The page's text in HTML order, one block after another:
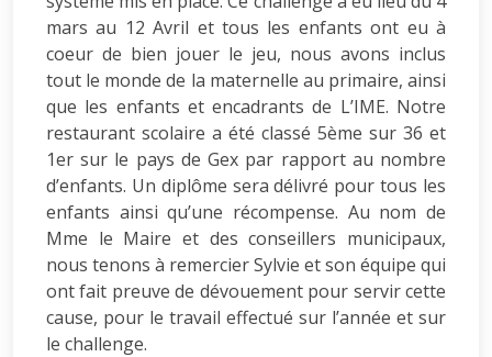
mars au 12 Avril et tous les enfants ont eu à
coeur de bien jouer le jeu, nous avons inclus
tout le monde de la maternelle au primaire, ainsi
que les enfants et encadrants de L’IME. Notre
restaurant scolaire a été classé 5ème sur 36 et
1er sur le pays de Gex par rapport au nombre
d’enfants. Un diplôme sera délivré pour tous les
enfants ainsi qu’une récompense. Au nom de
Mme le Maire et des conseillers municipaux,
nous tenons à remercier Sylvie et son équipe qui
ont fait preuve de dévouement pour servir cette
cause, pour le travail effectué sur l’année et sur
le challenge.